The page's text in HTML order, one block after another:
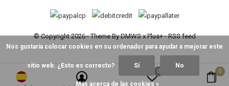
© Copyright2026- Theme ByDMWSxPlus+-RSS feed
0 0
Nos gustaría colocar cookies en su ordenador para ayudar a mejorar este
sitio web. ¿Esto es correcto? Sí No
Más acerca de las cookies »